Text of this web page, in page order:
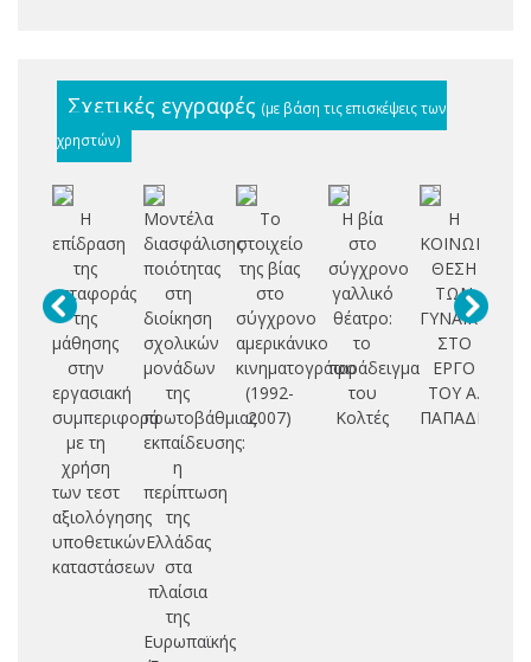
Σχετικές εγγραφές (με βάση τις επισκέψεις των
χρηστών)
Η
επίδραση
της
μεταφοράς
της
μάθησης
στην
εργασιακή
συμπεριφορά
με τη
χρήση
των τεστ
αξιολόγησης
υποθετικών
καταστάσεων
Μοντέλα
διασφάλισης
ποιότητας
στη
διοίκηση
σχολικών
μονάδων
της
πρωτοβάθμιας
εκπαίδευσης:
η
περίπτωση
της
Ελλάδας
στα
πλαίσια
της
Ευρωπαϊκής
Το
στοιχείο
της βίας
στο
σύγχρονο
αμερικάνικο
κινηματογράφο
(1992-
2007)
Η βία
στο
σύγχρονο
γαλλικό
θέατρο:
το
παράδειγμα
του
Κολτές
Η
ΚΟΙΝΩΝΙΚΗ
ΘΕΣΗ
ΤΩΝ
ΓΥΝΑΙΚΩΝ
ΣΤΟ
ΕΡΓΟ
ΤΟΥ Α.